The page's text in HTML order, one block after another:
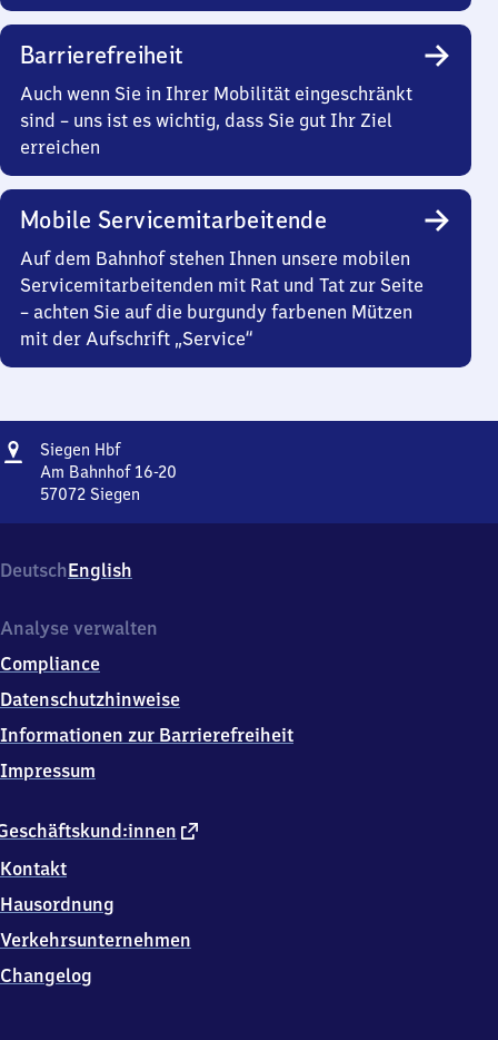
Barrierefreiheit
Auch wenn Sie in Ihrer Mobilität eingeschränkt
sind – uns ist es wichtig, dass Sie gut Ihr Ziel
erreichen
Mobile Servicemitarbeitende
Auf dem Bahnhof stehen Ihnen unsere mobilen
Servicemitarbeitenden mit Rat und Tat zur Seite
– achten Sie auf die burgundy farbenen Mützen
mit der Aufschrift „Service“
Adresse
Siegen HbfSiegen
Hauptbahnhof
Am Bahnhof 16-20
57072 Siegen
Am
Bahnhof
20,
7
0
2
Siegen
DeutschEnglish
externer
Kontakt
Hausordnung
Verkehrsunternehmen
Changelog
Analyse verwalten
Compliance
Datenschutzhinweise
Informationen zur Barrierefreiheit
Impressum